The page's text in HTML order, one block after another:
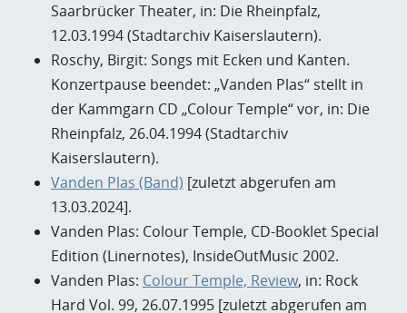
Saarbrücker Theater, in: Die Rheinpfalz,
12.03.1994 (Stadtarchiv Kaiserslautern).
Roschy, Birgit: Songs mit Ecken und Kanten.
Konzertpause beendet: „Vanden Plas“ stellt in
der Kammgarn CD „Colour Temple“ vor, in: Die
Rheinpfalz, 26.04.1994 (Stadtarchiv
Kaiserslautern).
Vanden Plas (Band) [zuletzt abgerufen am
13.03.2024].
Vanden Plas: Colour Temple, CD-Booklet Special
Edition (Linernotes), InsideOutMusic 2002.
Vanden Plas: Colour Temple, Review, in: Rock
Hard Vol. 99, 26.07.1995 [zuletzt abgerufen am